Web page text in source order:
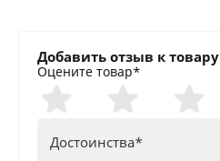
Добавить отзыв к товару
Оцените товар*